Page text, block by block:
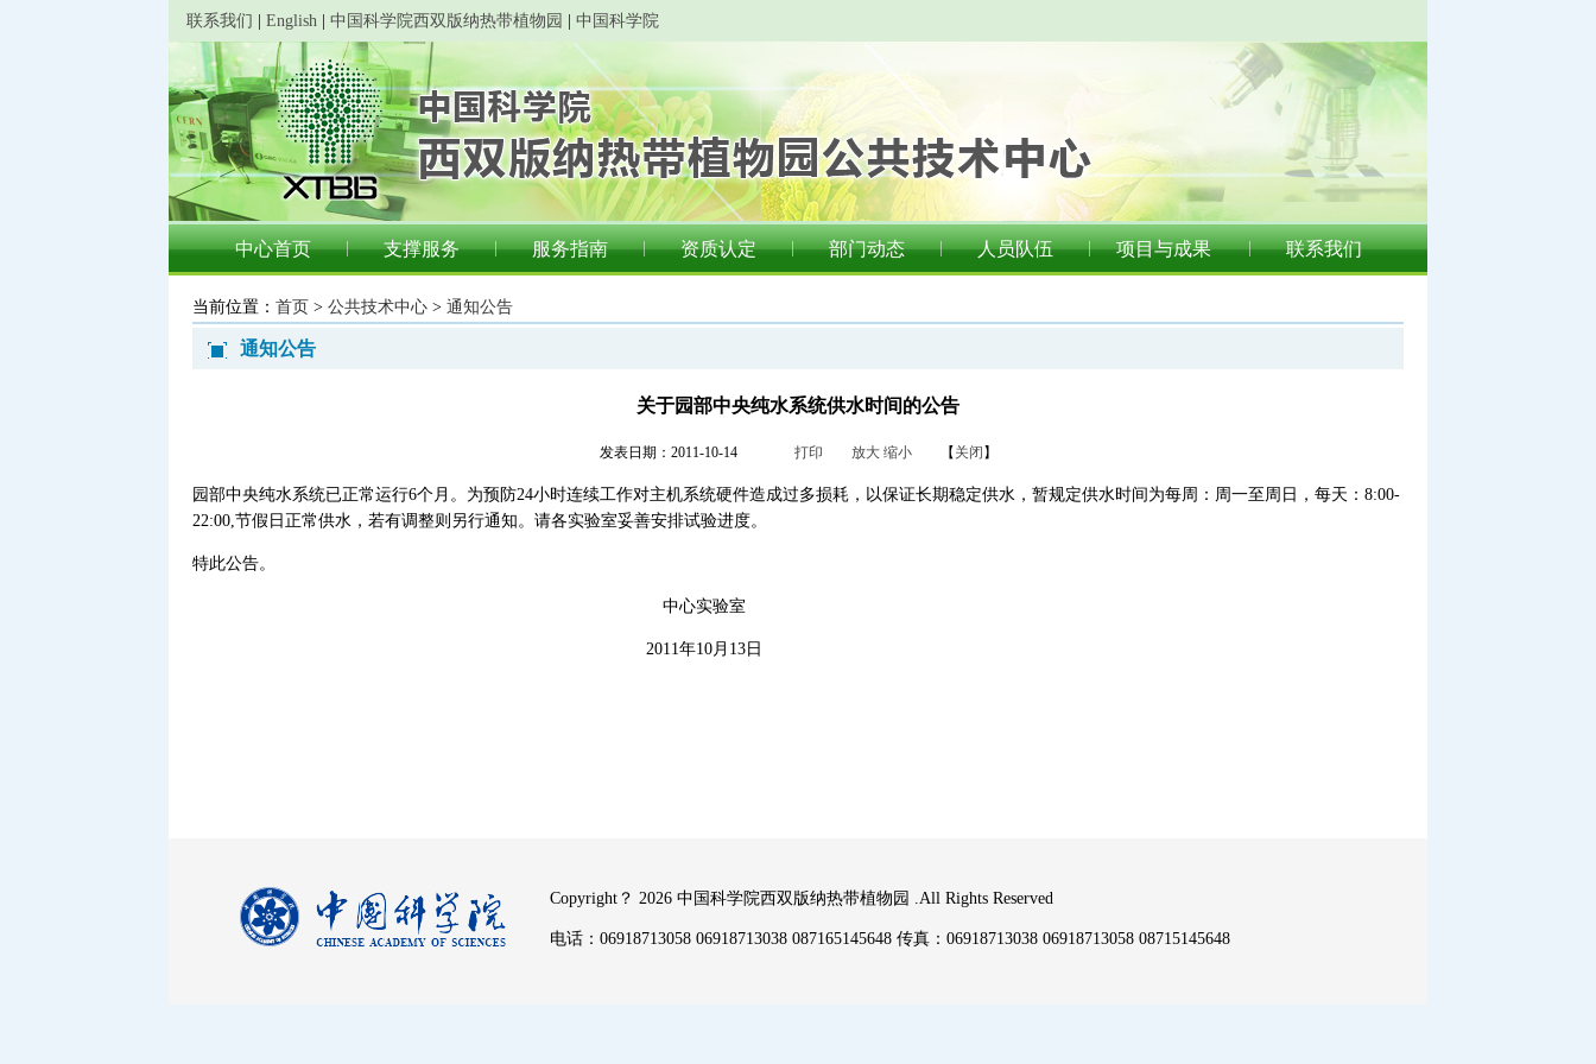
联系我们 English 中国科学院西双版纳热带植物园 中国科学院
中心首页 支撑服务 服务指南 资质认定 部门动态 人员队伍 项目与成果 联系我们
当前位置： 首页 > 公共技术中心 > 通知公告
通知公告
关于园部中央纯水系统供水时间的公告
发表日期：2011-10-14 打印 放大 缩小【 关闭 】
园部中央纯水系统已正常运行6个月。为预防24小时连续工作对主机系统硬件造成过多损耗，以保证长期稳定供水，暂规定供水时间为每周：周一至周日，每天：8:00-
22:00,节假日正常供水，若有调整则另行通知。请各实验室妥善安排试验进度。
特此公告。
中心实验室
2011年10月13日
Copyright？ 2026 中国科学院西双版纳热带植物园 .All Rights Reserved
电话：06918713058 06918713038 087165145648 传真：06918713038 06918713058 08715145648